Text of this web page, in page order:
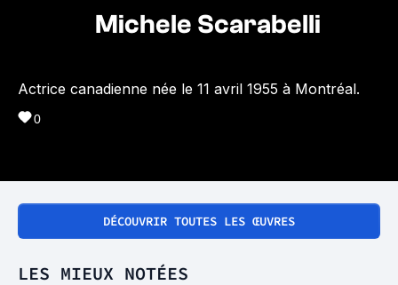
Michele Scarabelli
Actrice canadienne née le 11 avril 1955 à Montréal.
0
DÉCOUVRIR TOUTES LES ŒUVRES
LES MIEUX NOTÉES